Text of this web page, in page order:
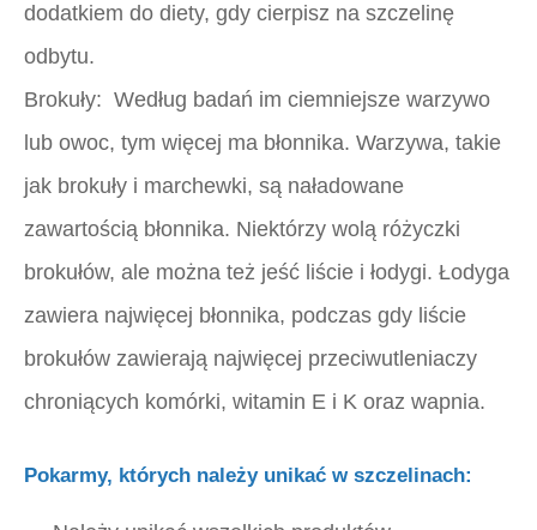
dodatkiem do diety, gdy cierpisz na szczelinę
odbytu.
Brokuły: Według badań im ciemniejsze warzywo
lub owoc, tym więcej ma błonnika. Warzywa, takie
jak brokuły i marchewki, są naładowane
zawartością błonnika. Niektórzy wolą różyczki
brokułów, ale można też jeść liście i łodygi. Łodyga
zawiera najwięcej błonnika, podczas gdy liście
brokułów zawierają najwięcej przeciwutleniaczy
chroniących komórki, witamin E i K oraz wapnia.
Pokarmy, których należy unikać w szczelinach: